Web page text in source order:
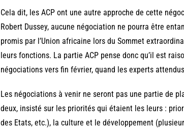
Cela dit, les ACP ont une autre approche de cette
Robert Dussey, aucune négociation ne pourra être
promis par l’Union africaine lors du Sommet
leurs fonctions. La partie ACP pense donc qu’il est
négociations vers fin février, quand les experts
Les négociations à venir ne seront pas une partie de
deux, insisté sur les priorités qui étaient les leurs :
des Etats, etc.), la culture et le développement